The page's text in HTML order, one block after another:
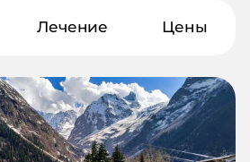
Лечение Цены